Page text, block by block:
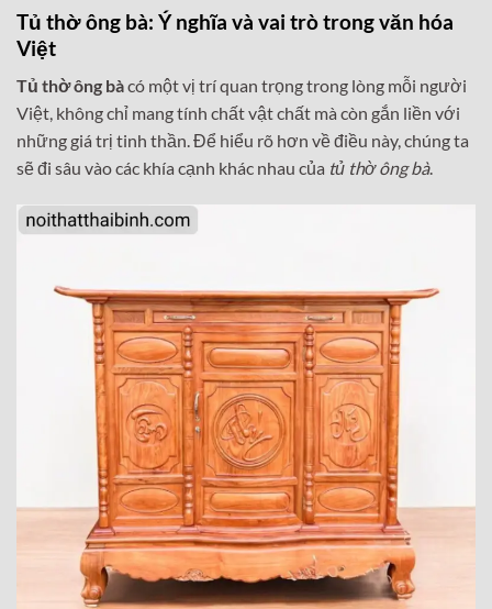
Tủ thờ ông bà: Ý nghĩa và vai trò trong văn hóa
Việt
Tủ thờ ông bàcó một vị trí quan trọng trong lòng mỗi người
Việt, không chỉ mang tính chất vật chất mà còn gắn liền với
những giá trị tinh thần. Để hiểu rõ hơn về điều này, chúng ta
sẽ đi sâu vào các khía cạnh khác nhau của tủ thờ ông bà.